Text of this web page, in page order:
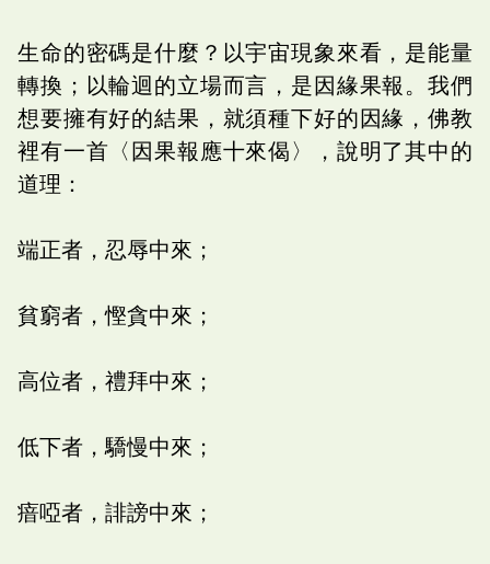
生命的密碼是什麼？以宇宙現象來看，是能量
轉換；以輪迴的立場而言，是因緣果報。我們
想要擁有好的結果，就須種下好的因緣，佛教
裡有一首〈因果報應十來偈〉，說明了其中的
道理：
端正者，忍辱中來；
貧窮者，慳貪中來；
高位者，禮拜中來；
低下者，驕慢中來；
瘖啞者，誹謗中來；